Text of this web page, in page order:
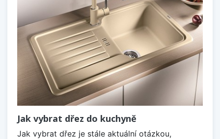
Jak vybrat dřez do kuchyně
Jak vybrat dřez je stále aktuální otázkou,